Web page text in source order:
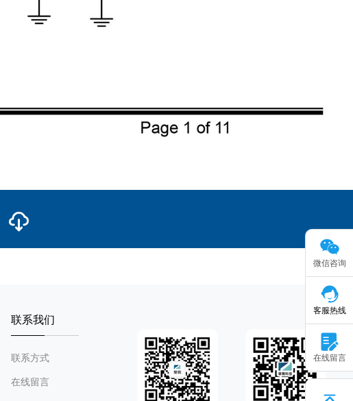
联系我们
联系方式
在线留言
微信咨询
客服热线
在线留言